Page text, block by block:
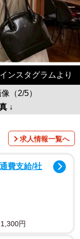
ンスタグラムより
（2/5）
↓
求人情報一覧へ
費支給/社
円